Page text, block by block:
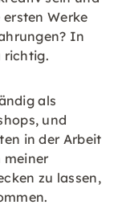
Werke
In
richtig.
als
und
in der Arbeit
meiner
zu lassen,